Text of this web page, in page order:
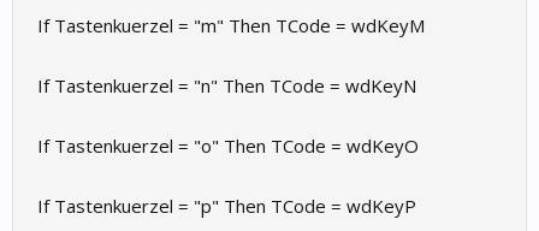
If Tastenkuerzel = "m" Then TCode = wdKeyM
If Tastenkuerzel = "n" Then TCode = wdKeyN
If Tastenkuerzel = "o" Then TCode = wdKeyO
If Tastenkuerzel = "p" Then TCode = wdKeyP